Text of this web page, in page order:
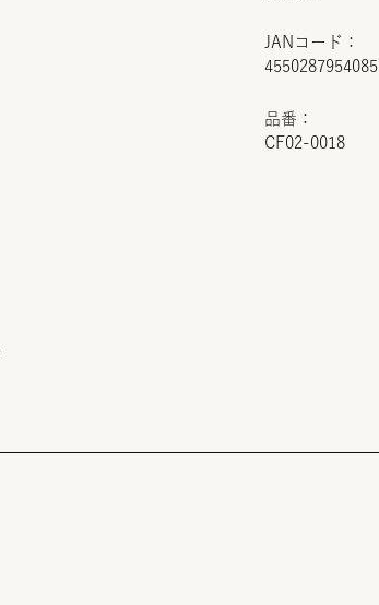
JANコード：
4550287954085
品番：
CF02-0018